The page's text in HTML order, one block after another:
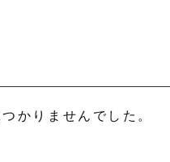
かりませんでした。